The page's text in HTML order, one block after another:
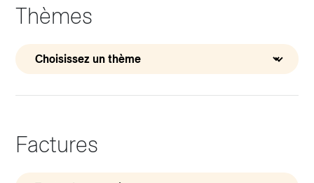
Thèmes
Factures